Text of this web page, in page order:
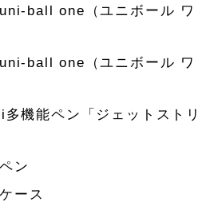
ball one（ユニボール ワ
ball one（ユニボール ワ
機能ペン「ジェットストリ
ン
ース